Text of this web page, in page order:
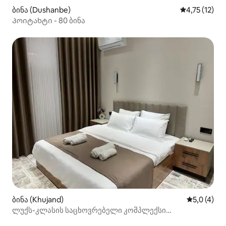
ბინა (Dushanbe) საშუალო
4,75 (12)
Პოიტახტი - 80 ბინა
ბინა (Khujand) საშუალო
5,0 (4)
ლუქს-კლასის საცხოვრებელი კომპლექსი